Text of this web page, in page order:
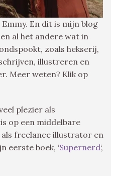
En dit is mijn blog
al het andere wat in
zoals hekserij,
illustreren en
Meer weten? Klik op
plezier als
op een middelbare
als freelance illustrator en
eerste boek, ‘Supernerd‘,